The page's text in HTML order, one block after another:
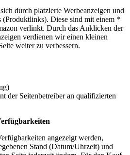
durch platzierte Werbeanzeigen und
Diese sind mit einem *
verlinkt. Durch das Anklicken der
verdienen wir einen kleinen
weiter zu verbessern.
der Seitenbetreiber an qualifizierten
angezeigt werden,
Stand (Datum/Uhrzeit) und